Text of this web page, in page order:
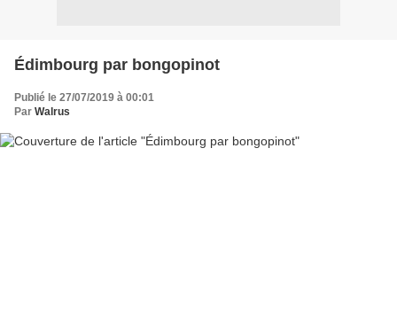
Édimbourg par bongopinot
Publié le 27/07/2019 à 00:01
Par Walrus